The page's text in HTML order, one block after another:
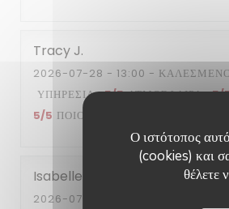
Ο ιστότοπος
(cookies) και
θέλετε
TracyJ
2026-07-28 - 13:00 -
ΥΠΗΡΕΣΊΑ: 5/5 ΑΤΜΌΣΦΑΙΡΑ: 5/
5/5 ΠΟΙΌΤΗΤΑ / ΤΙΜΉ
Isabelle
2026-07-29